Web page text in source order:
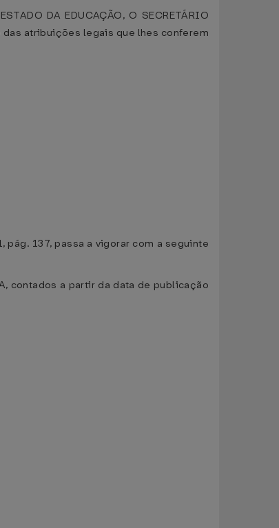
DA EDUCAÇÃO, O SECRETÁRIO
das atribuições legais que lhes conferem
pág. 137, passa a vigorar com a seguinte
contados a partir da data de publicação